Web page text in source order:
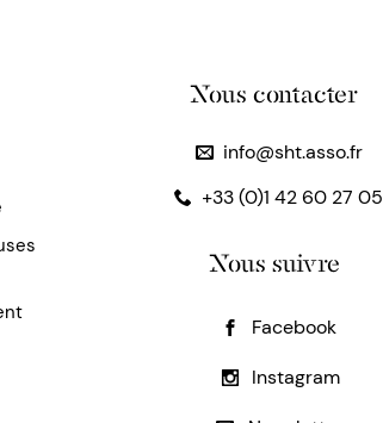
Nous contacter
info@sht.asso.fr
+33 (0)1 42 60 27 05
Nous suivre
Facebook
Instagram